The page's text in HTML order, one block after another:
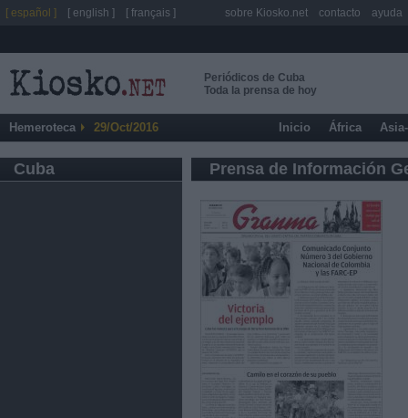
Periódicos de Cuba
Toda la prensa de hoy
Hemeroteca 29/Oct/2016 Inicio África
Cuba Prensa de Información
[ español ] [ english ] [ français ] sobre Kiosko.net contacto ayuda